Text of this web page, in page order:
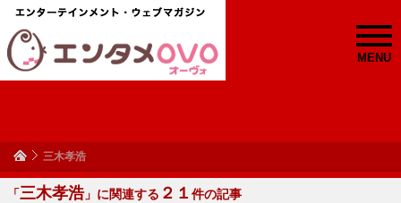
MENU
三木孝浩
「三木孝浩」に関連する ２１ 件の記事